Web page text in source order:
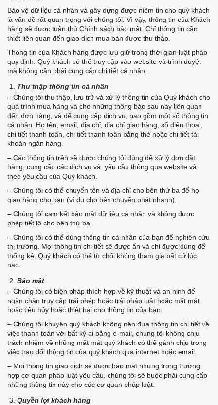
Bảo vệ dữ liệu cá nhân và gây dựng được niềm tin cho quý khách
là vấn đề rất quan trọng với chúng tôi. Vì vậy, thông tin của Khách
hàng sẽ được tuân thủ Chính sách bảo mật. Chỉ thông tin cần
thiết liên quan đến giao dịch mua bán được thu thập.
Thông tin của Khách hàng được lưu giữ trong thời gian luật pháp
quy định. Quý khách có thể truy cập vào website và trình duyệt
mà không cần phải cung cấp chi tiết cá nhân..
Thu thập thông tin cá nhân
– Chúng tôi thu thập, lưu trữ và xử lý thông tin của Quý khách cho
quá trình mua hàng và cho những thông báo sau này liên quan
đến đơn hàng, và để cung cấp dịch vụ, bao gồm một số thông tin
cá nhân: Họ tên, email, địa chỉ, địa chỉ giao hàng, số điện thoại,
chi tiết thanh toán, chi tiết thanh toán bằng thẻ hoặc chi tiết tài
khoản ngân hàng.
– Các thông tin trên sẽ được chúng tôi dùng để xử lý đơn đặt
hàng, cung cấp các dịch vụ và yêu cầu thông qua website và
theo yêu cầu của Quý khách.
– Chúng tôi có thể chuyển tên và địa chỉ cho bên thứ ba để họ
giao hàng cho bạn (ví dụ cho bên chuyển phát nhanh).
– Chúng tôi cam kết bảo mật dữ liệu cá nhân và không được
phép tiết lộ cho bên thứ ba.
– Chúng tôi có thể dùng thông tin cá nhân của bạn để nghiên cứu
thị trường. Mọi thông tin chi tiết sẽ được ẩn và chỉ được dùng để
thống kê. Quý khách có thể từ chối không tham gia bất cứ lúc
nào.
Bảo mật
– Chúng tôi có biện pháp thích hợp về kỹ thuật và an ninh để
ngăn chặn truy cập trái phép hoặc trái pháp luật hoặc mất mát
hoặc tiêu hủy hoặc thiệt hại cho thông tin của bạn.
– Chúng tôi khuyên quý khách không nên đưa thông tin chi tiết về
việc thanh toán với bất kỳ ai bằng e-mail, chúng tôi không chịu
trách nhiệm về những mất mát quý khách có thể gánh chịu trong
việc trao đổi thông tin của quý khách qua internet hoặc email.
– Mọi thông tin giao dịch sẽ được bảo mật nhưng trong trường
hợp cơ quan pháp luật yêu cầu, chúng tôi sẽ buộc phải cung cấp
những thông tin này cho các cơ quan pháp luật.
Quyền lợi khách hàng